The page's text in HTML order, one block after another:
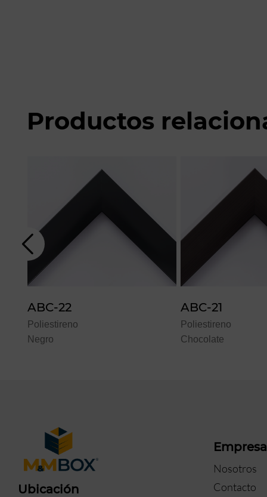
Productos
ABC-21
Poliestireno
ABC-26
Poliestireno
Chocolate
Ubicación
Empresa
Nosotros
Contacto